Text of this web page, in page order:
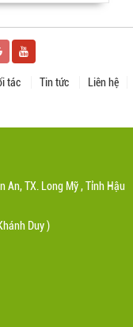
tác Tin tức
Liên hệ
An, TX. Long Mỹ , Tỉnh Hậu
Duy )